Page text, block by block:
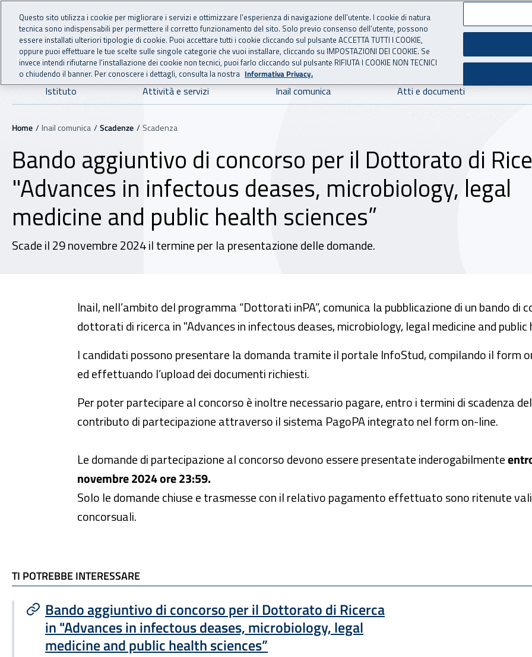
Vai al menu principale
Vai al contenuto principale
INAIL - Istituto Nazionale per l'Assicurazione
Navigazione principale
Istituto Attività e servizi Inail comunica Atti e documenti
Navigazione - Ti trovi in:
Home Inail comunica Scadenze Scadenza
Bando aggiuntivo di concorso per il Dottorato di
"Advances in infectous deases, microbiology, legal
medicine and public health sciences”
Scade il 29 novembre 2024 il termine per la presentazione delle domande.
Inail, nell’ambito del programma “Dottorati inPA”, comunica la pubblicazione di un bando di
dottorati di ricerca in "Advances in infectous deases, microbiology, legal medicine and public
I candidati possono presentare la domanda tramite il portale InfoStud, compilando il form
ed effettuando l’upload dei documenti richiesti.
Per poter partecipare al concorso è inoltre necessario pagare, entro i termini di scadenza
contributo di partecipazione attraverso il sistema PagoPA integrato nel form on-line.
Le domande di partecipazione al concorso devono essere presentate inderogabilmente
novembre 2024 ore 23:59.
Solo le domande chiuse e trasmesse con il relativo pagamento effettuato sono ritenute
concorsuali.
TI POTREBBE INTERESSARE
TI POTREBBE INTERESSARE
Bando aggiuntivo di concorso per il Dottorato di Ricerca
in "Advances in infectous deases, microbiology, legal
medicine and public health sciences”
Questo sito utilizza i cookie per migliorare i servizi e ottimizzare l’esperienza di navigazione dell’utente. I cookie di natura
tecnica sono indispensabili per permettere il corretto funzionamento del sito. Solo previo consenso dell’utente, possono
essere installati ulteriori tipologie di cookie. Puoi accettare tutti i cookie cliccando sul pulsante ACCETTA TUTTI I COOKIE,
oppure puoi effettuare le tue scelte sulle singole categorie che vuoi installare, cliccando su IMPOSTAZIONI DEI COOKIE. Se
invece intendi rifiutarne l’installazione dei cookie non tecnici, puoi farlo cliccando sul pulsante RIFIUTA I COOKIE NON TECNICI
o chiudendo il banner. Per conoscere i dettagli, consulta la nostra Informativa Privacy.